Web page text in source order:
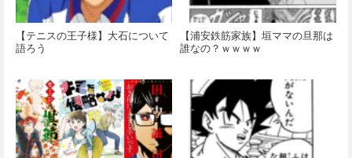
【テニスの王子様】大石について
語ろう
【浦安鉄筋家族】垣ママの旦那は
誰なの？ｗｗｗｗ